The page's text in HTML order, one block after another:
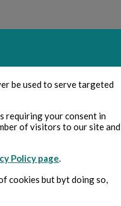
be used to serve targeted
requiring your consent in
of visitors to our site and
Policy page.
cookies but byt doing so,